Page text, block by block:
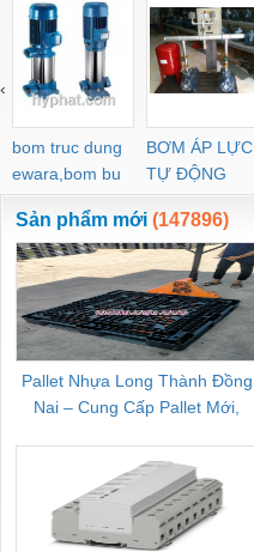
bom truc dung
ewara,bom bu
ewara
BƠM ÁP LỰC
TỰ ĐỘNG
‹
Sản phẩm mới (147896)
Pallet Nhựa Long Thành Đồng
Nai – Cung Cấp Pallet Mới,